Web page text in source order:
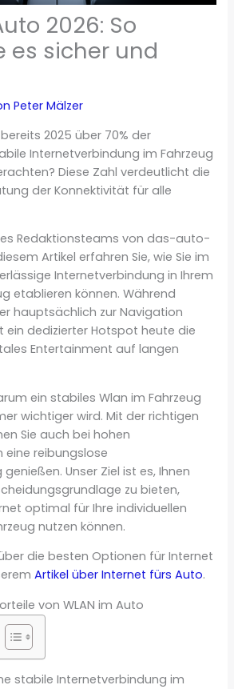
2026: So
es sicher und
Peter Mälzer
2025 über 70% der
Internetverbindung im Fahrzeug
Diese Zahl verdeutlicht die
der Konnektivität für alle
Redaktionsteams von das-auto-
Artikel erfahren Sie, wie Sie im
Internetverbindung in Ihrem
etablieren können. Während
hauptsächlich zur Navigation
ein dedizierter Hotspot heute die
Entertainment auf langen
ein stabiles Wlan im Fahrzeug
wichtiger wird. Mit der richtigen
Sie auch bei hohen
eine reibungslose
Unser Ziel ist es, Ihnen
zu bieten,
optimal für Ihre individuellen
nutzen können.
die besten Optionen für Internet
Artikel über Internet fürs Auto.
von WLAN im Auto
stabile Internetverbindung im